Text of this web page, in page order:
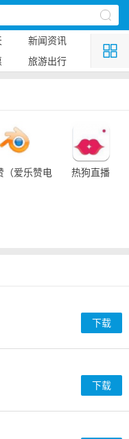
新闻资讯
旅游出行
)
（爱乐赞电脑手机下载）
热狗直播
下载
下载